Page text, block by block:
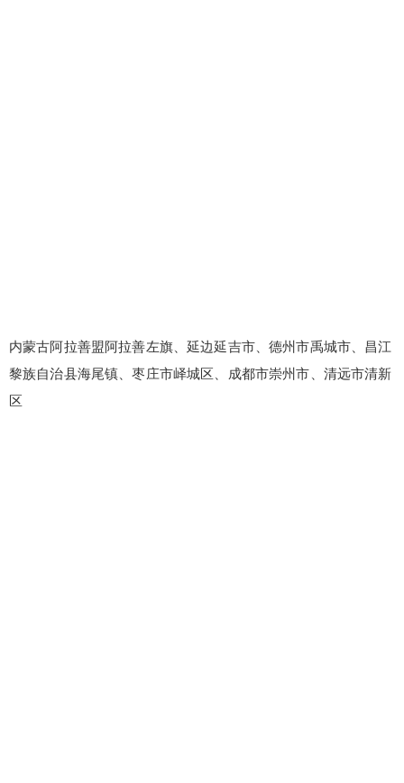
内蒙古阿拉善盟阿拉善左旗、延边延吉市、德州市禹城市、昌江
黎族自治县海尾镇、枣庄市峄城区、成都市崇州市、清远市清新
区